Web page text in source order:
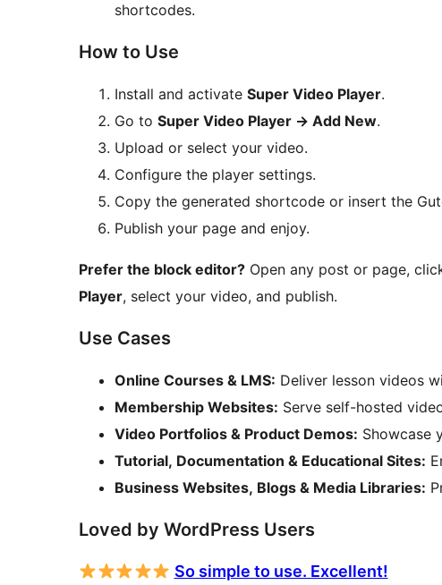
shortcodes.
How to Use
Install and activate Super Video Player.
Go to Super Video Player → Add New.
Upload or select your video.
Configure the player settings.
Copy the generated shortcode or insert the
Publish your page and enjoy.
Prefer the block editor? Open any post or page,
Player, select your video, and publish.
Use Cases
Online Courses & LMS: Deliver lesson videos
Membership Websites: Serve self-hosted
Video Portfolios & Product Demos: Showcase
Tutorial, Documentation & Educational Sites:
Business Websites, Blogs & Media Libraries:
Loved by WordPress Users
So simple to use. Excellent!